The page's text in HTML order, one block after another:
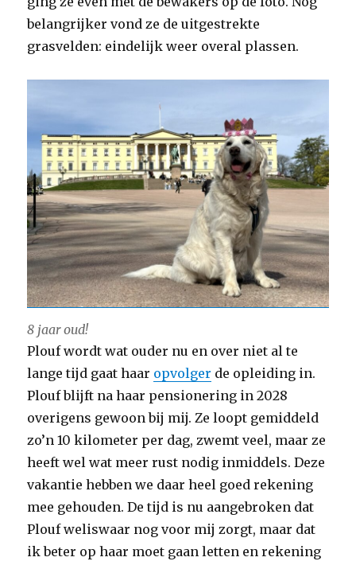
belangrijker vond ze de uitgestrekte
grasvelden: eindelijk weer overal plassen.
8 jaar oud!
Plouf wordt wat ouder nu en over niet al te
lange tijd gaat haar opvolger de opleiding in.
Plouf blijft na haar pensionering in 2028
overigens gewoon bij mij. Ze loopt gemiddeld
zo’n 10 kilometer per dag, zwemt veel, maar ze
heeft wel wat meer rust nodig inmiddels. Deze
vakantie hebben we daar heel goed rekening
mee gehouden. De tijd is nu aangebroken dat
Plouf weliswaar nog voor mij zorgt, maar dat
ik beter op haar moet gaan letten en rekening